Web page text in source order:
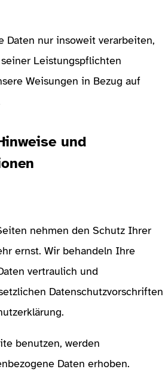
Daten nur insoweit verarbeiten,
Leistungspflichten
Weisungen in Bezug auf
und
nehmen den Schutz Ihrer
ernst. Wir behandeln Ihre
vertraulich und
Datenschutzvorschriften
benutzen, werden
Daten erhoben.